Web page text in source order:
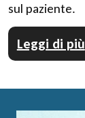
sul paziente.
Leggi di più